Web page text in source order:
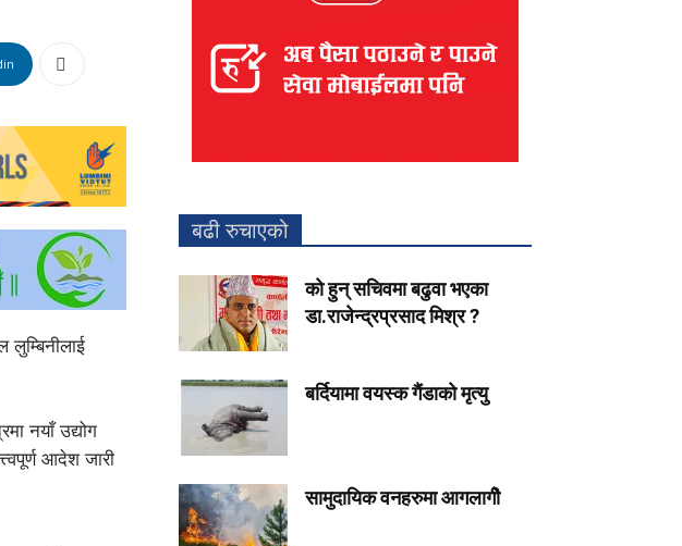
नयाँ उद्योग
आदेश जारी
बढी रुचाएको
को हुन् सचिवमा बढुवा भएका
डा.राजेन्द्रप्रसाद मिश्र ?
बर्दियामा वयस्क गैंडाको मृत्यु
सामुदायिक वनहरुमा आगलागीे